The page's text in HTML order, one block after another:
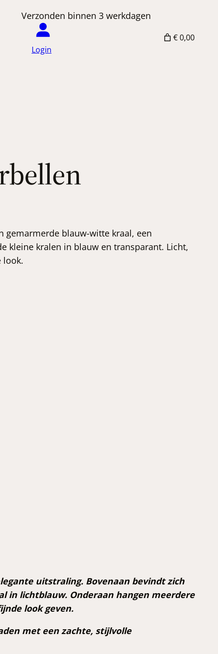
binnen 3 werkdagen
Login
€ 0,00
gemarmerde blauw-witte kraal, een
kleine kralen in blauw en transparant. Licht,
look.
uitstraling. Bovenaan bevindt zich
in lichtblauw. Onderaan hangen meerdere
look geven.
met een zachte, stijlvolle